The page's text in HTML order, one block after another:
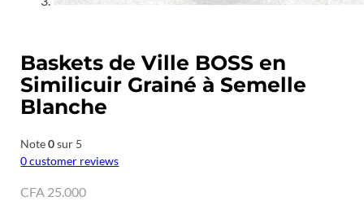
Baskets de Ville BOSS en
Similicuir Grainé à Semelle
Blanche
Note0sur 5
0customer reviews
CFA 25.000